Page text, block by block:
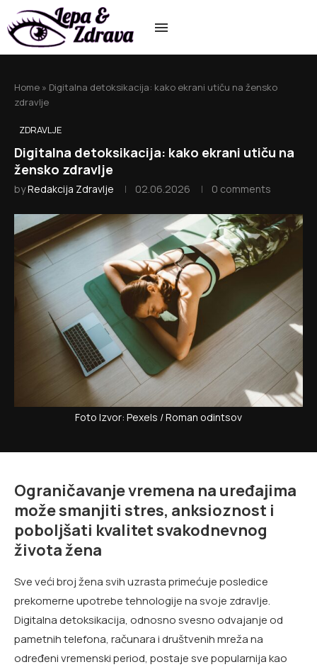
Home » Digitalna detoksikacija: kako ekrani utiču na žensko
zdravlje
ZDRAVLJE
Digitalna detoksikacija: kako ekrani utiču na
žensko zdravlje
byRedakcija Zdravlje 02.06.2026 0 comments
Foto Izvor: Pexels / Roman odintsov
Ograničavanje vremena na uređajima
može smanjiti stres, anksioznost i
poboljšati kvalitet svakodnevnog
života žena
Sve veći broj žena svih uzrasta primećuje posledice
prekomerne upotrebe tehnologije na svoje zdravlje.
Digitalna detoksikacija, odnosno svesno odvajanje od
pametnih telefona, računara i društvenih mreža na
određeni vremenski period, postaje sve popularnija kao